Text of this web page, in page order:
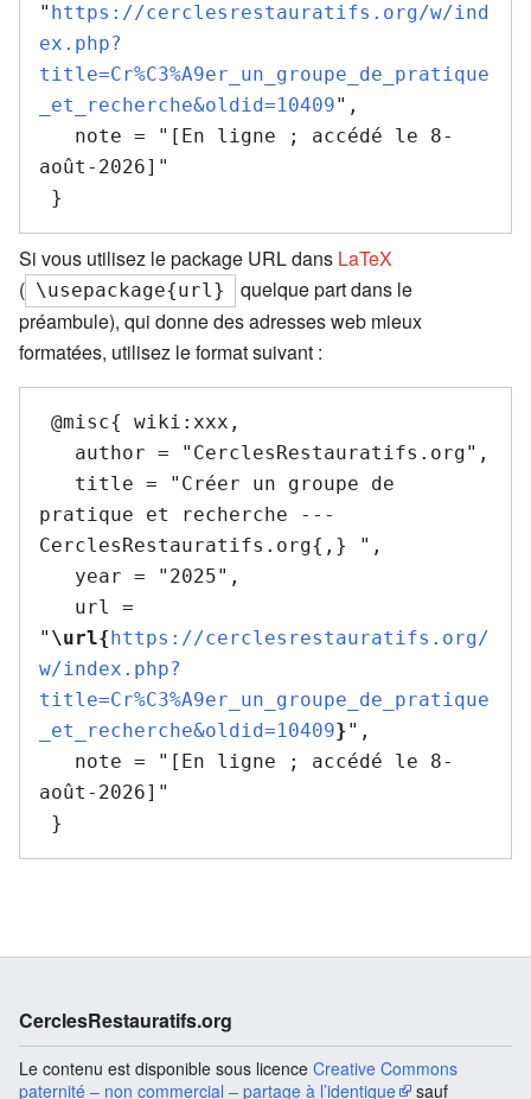
" https://cerclesrestauratifs.org/w/ind
ex.php?
title=Cr%C3%A9er_un_groupe_de_pratique
_et_recherche&oldid=10409",
août-2026]"
Si vous utilisez le package URL dans LaTeX
( \usepackage{url}
quelque part dans le
préambule), qui donne des adresses web mieux
formatées, utilisez le format suivant :
pratique et recherche ---
CerclesRestauratifs.org{,} ",
" \url{ https://cerclesrestauratifs.org/
w/index.php?
title=Cr%C3%A9er_un_groupe_de_pratique
_et_recherche&oldid=10409}",
août-2026]"
CerclesRestauratifs.org
Le contenu est disponible sous licence Creative Commons
paternité – non commercial – partage à l’identique
sauf